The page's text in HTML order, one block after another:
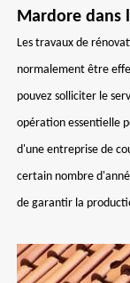
Mardore dans
Les travaux de
normalement être
pouvez solliciter le
opération essentielle
d'une entreprise de
certain nombre
de garantir la